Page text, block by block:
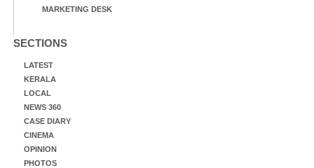
MARKETING DESK
SECTIONS
LATEST
KERALA
LOCAL
NEWS 360
CASE DIARY
CINEMA
OPINION
PHOTOS